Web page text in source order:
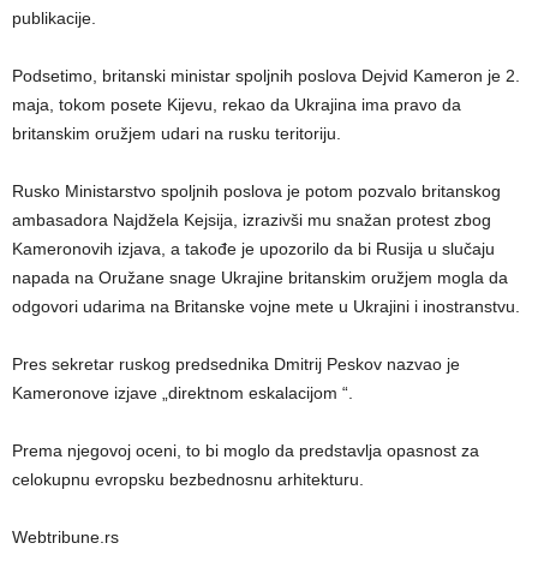
publikacije.
Podsetimo, britanski ministar spoljnih poslova Dejvid Kameron je 2.
maja, tokom posete Kijevu, rekao da Ukrajina ima pravo da
britanskim oružjem udari na rusku teritoriju.
Rusko Ministarstvo spoljnih poslova je potom pozvalo britanskog
ambasadora Najdžela Kejsija, izrazivši mu snažan protest zbog
Kameronovih izjava, a takođe je upozorilo da bi Rusija u slučaju
napada na Oružane snage Ukrajine britanskim oružjem mogla da
odgovori udarima na Britanske vojne mete u Ukrajini i inostranstvu.
Pres sekretar ruskog predsednika Dmitrij Peskov nazvao je
Kameronove izjave „direktnom eskalacijom “.
Prema njegovoj oceni, to bi moglo da predstavlja opasnost za
celokupnu evropsku bezbednosnu arhitekturu.
Webtribune.rs